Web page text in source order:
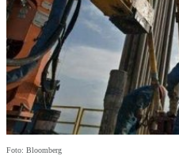
Foto: Bloomberg